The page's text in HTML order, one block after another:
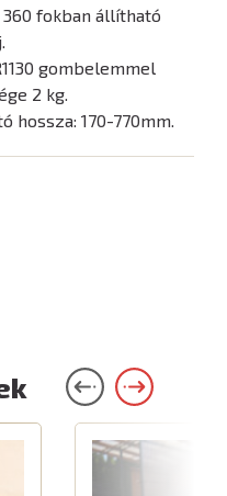
fokban állítható
gombelemmel
2 kg.
170-770mm.